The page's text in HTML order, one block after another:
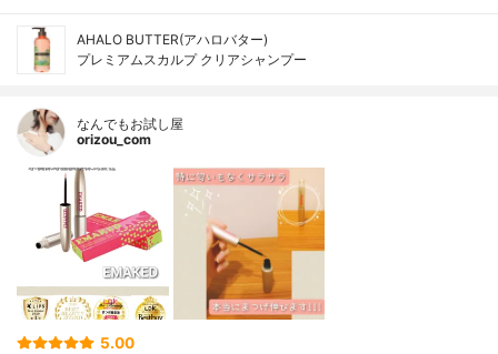
AHALO BUTTER(アハロバター)
プレミアムスカルプ クリアシャンプー
なんでもお試し屋
orizou_com
5.00